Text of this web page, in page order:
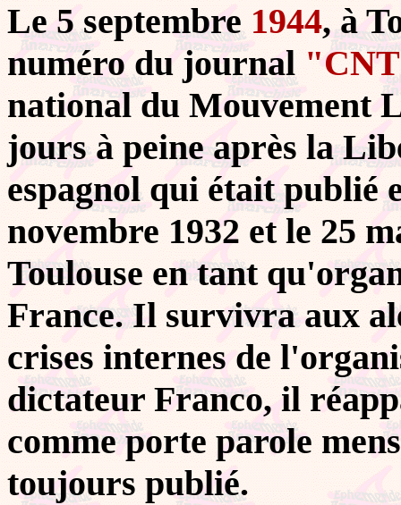
Le 5 septembre 1944, à
numéro du journal
national du Mouvement
jours à peine après la
espagnol qui était publié
novembre 1932 et le 25
Toulouse en tant
France. Il survivra aux
crises internes de
dictateur Franco, il
comme porte parole
toujours publié.